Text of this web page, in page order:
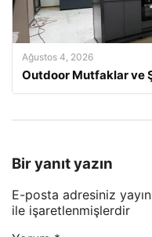
Ağustos 4, 2026
Outdoor Mutfaklar ve
Bir yanıt yazın
E-posta adresiniz
ile işaretlenmişlerdir